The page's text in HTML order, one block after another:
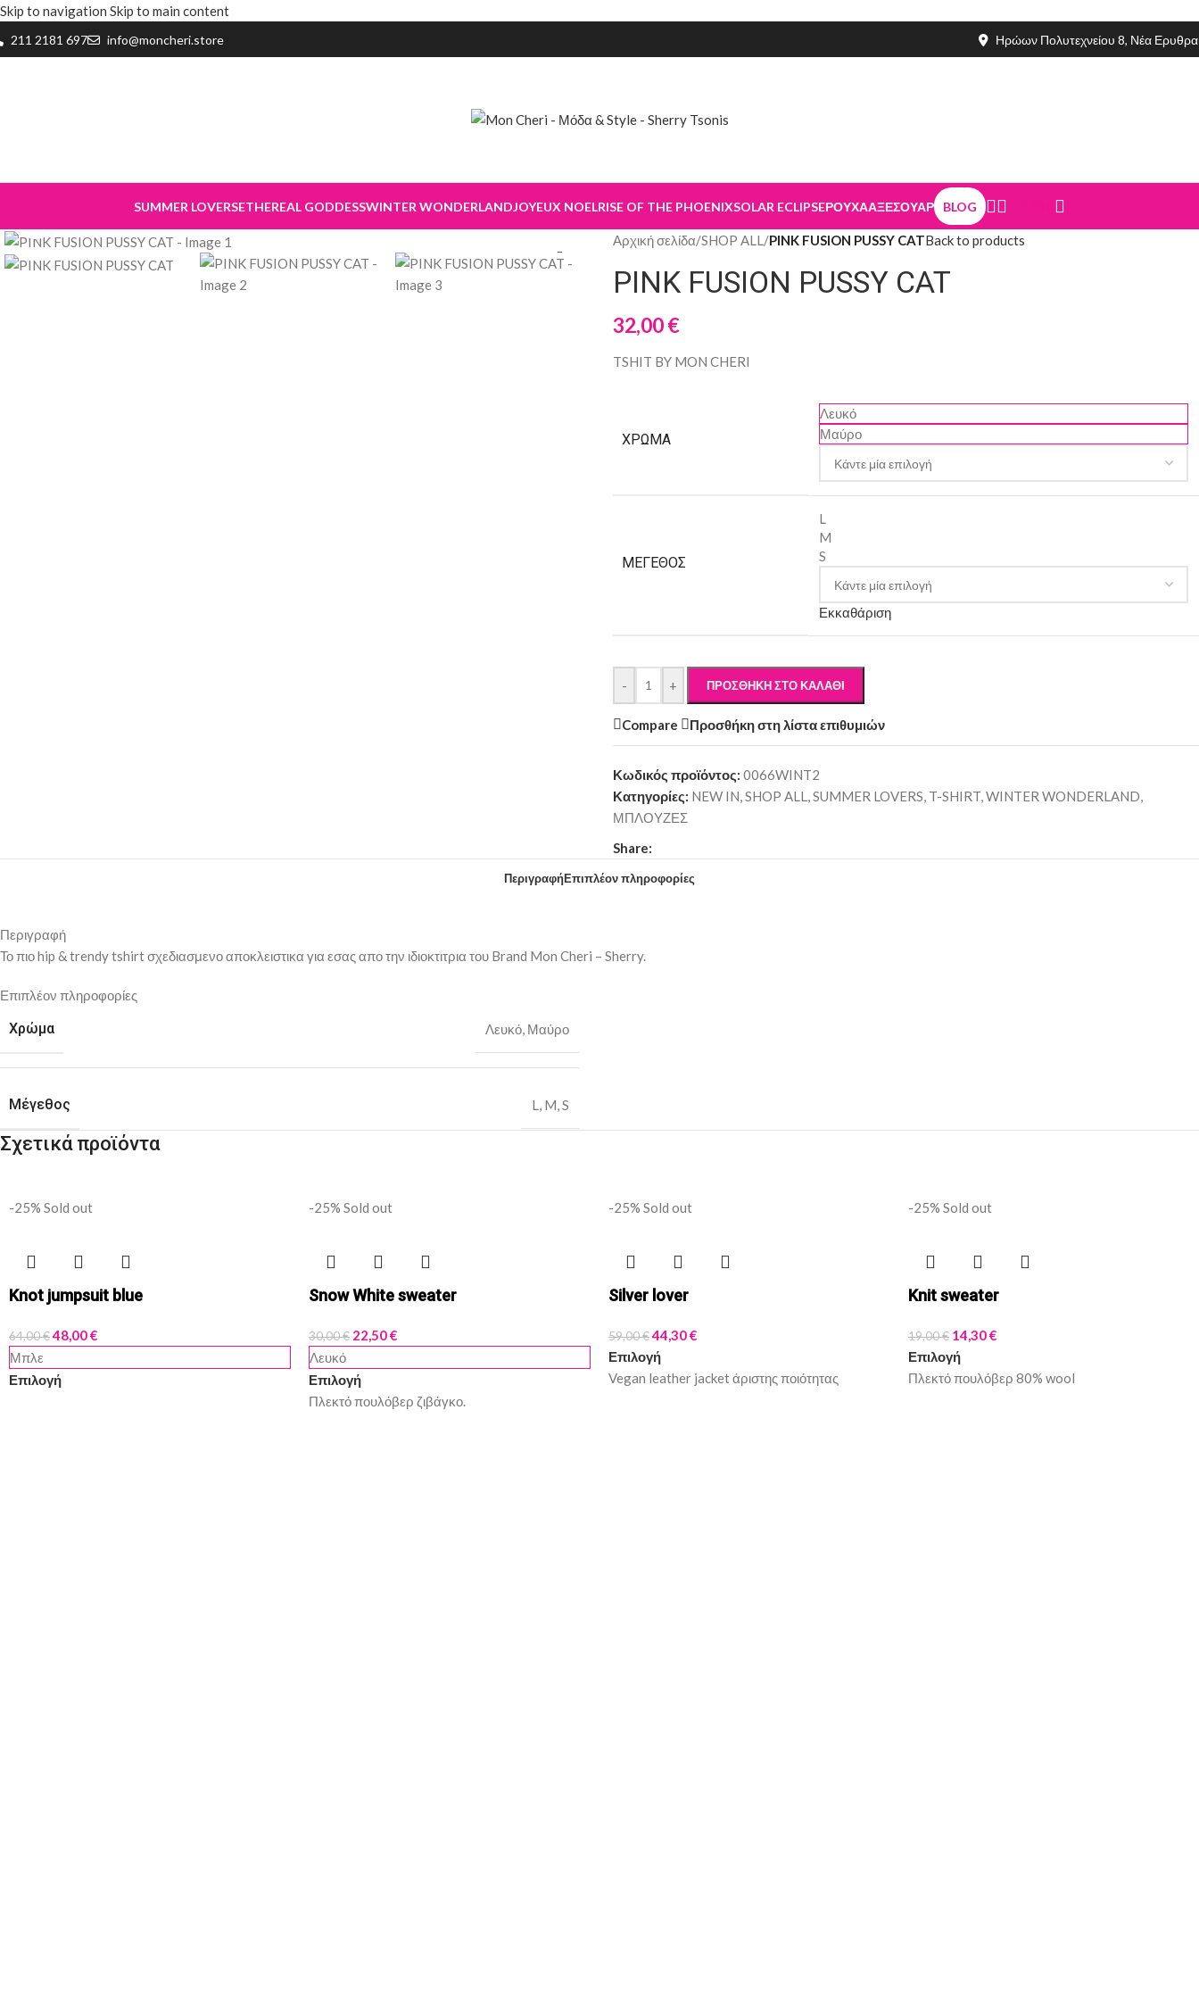
Skip to navigation Skip to main content
211 2181 697 info@moncheri.store Ηρώων Πολυτεχνείου 8, Νέα
SUMMER LOVERSETHEREAL GODDESSWINTER WONDERLANDJOYEUX NOELRISE OF THE PHOENIXSOLAR ECLIPSEΡΟΥΧΑΑΞΕΣΟΥΑΡ BLOG
Click to enlarge
Αρχική σελίδα/SHOP ALL/PINK FUSION PUSSY CATBack to products
PINK FUSION PUSSY CAT
32,00€
TSHIT BY MON CHERI
ΧΡΏΜΑ
Λευκό
Μαύρο
ΜΈΓΕΘΟΣ
L
M
S
Εκκαθάριση
- + ΠΡΟΣΘΉΚΗ ΣΤΟ ΚΑΛΆΘΙ
Compare Προσθήκη στη λίστα επιθυμιών
Κωδικός προϊόντος: 0066WINT2
Κατηγορίες: NEW IN,SHOP ALL,SUMMER LOVERS, T-SHIRT,WINTER WONDERLAND,
ΜΠΛΟΥΖΕΣ
Share:
ΠεριγραφήΕπιπλέον πληροφορίες
Περιγραφή
Το πιο hip & trendy tshirt σχεδιασμενο αποκλειστικα για εσας απο την ιδιοκτιτρια του Brand Mon Cheri – Sherry.
Επιπλέον πληροφορίες
Χρώμα Λευκό, Μαύρο
Μέγεθος L, M,S
Σχετικά προϊόντα
-25% Sold out
Knot jumpsuit blue
64,00€48,00€
Μπλε
Επιλογή
-25% Sold out
Snow White sweater
30,00€ 22,50€
Λευκό
Επιλογή
Πλεκτό πουλόβερ ζιβάγκο.
-25% Sold out
Silver lover
59,00€44,30€
Επιλογή
Vegan leather jacket άριστης ποιότητας
-25% Sold out
Knit sweater
19,00€ 14,30€
Επιλογή
Πλεκτό πουλόβερ 80% wool